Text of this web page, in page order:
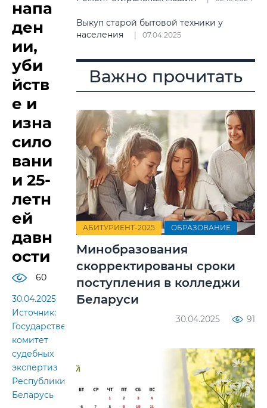
напа
ден
ии,
уби
йств
е и
изна
сило
вани
и 25-
летн
ей
давн
ости
60
30.04.2025
Источник:
Государственный
комитет
судебных
экспертиз
Республики
Беларусь
Выкуп старой бытовой техники у
населения
07.04.2025
Важно прочитать
АБИТУРИЕНТ-2025 ОБРАЗОВАНИЕ
Минобразования
скорректированы сроки
поступления в колледжи
Беларуси
30.04.2025 91